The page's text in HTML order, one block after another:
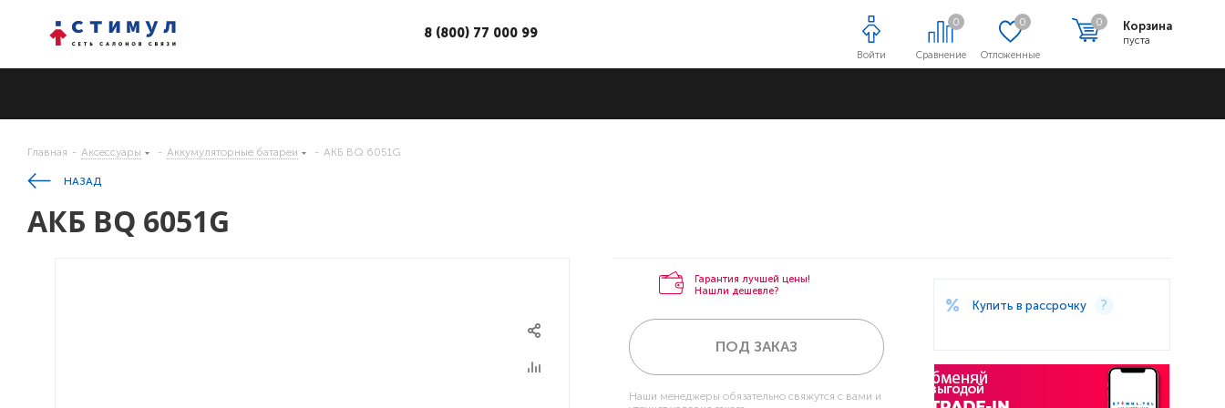
Сравнение
0
Отложенные
0 Корзина
пуста
0
Войти
8 (800) 77 000 99
Главная - Аксессуары - Аккумуляторные батареи - АКБ BQ 6051G
НАЗАД
АКБ BQ 6051G
Гарантия лучшей цены!
Нашли дешевле?
ПОД ЗАКАЗ
Наши менеджеры обязательно свяжутся с вами и
Купить в рассрочку